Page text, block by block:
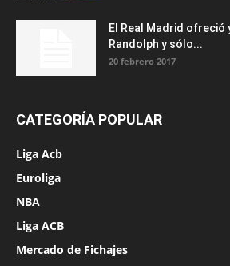
El Real Madrid ofreció
Randolph y sólo...
20 febrero 2017
CATEGORÍA POPULAR
Liga Acb
Euroliga
NBA
Liga ACB
Mercado de Fichajes